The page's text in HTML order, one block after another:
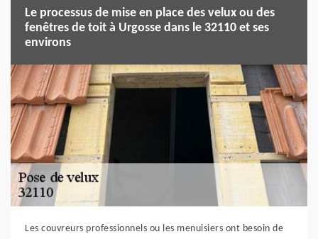
Le processus de mise en place des velux ou des
fenêtres de toit à Urgosse dans le 32110 et ses
environs
Les couvreurs professionnels ou les menuisiers ont besoin de